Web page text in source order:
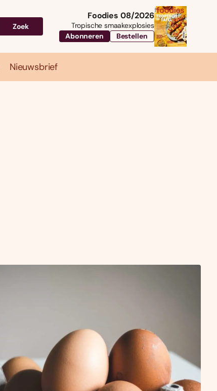
Zoek
Foodies 08/2026
Tropische smaakexplosies
Abonneren
Bestellen
Nieuwsbrief